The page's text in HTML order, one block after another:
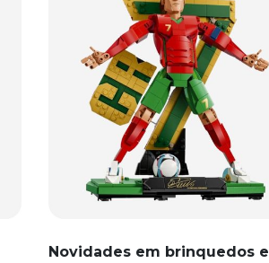
Novidades em brinquedos e